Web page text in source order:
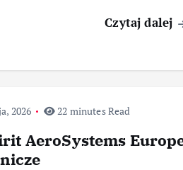
Czytaj dalej
2026 22 minutes Read
AeroSystems